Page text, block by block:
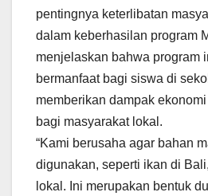
pentingnya keterlibatan
dalam keberhasilan program
menjelaskan bahwa program
bermanfaat bagi siswa di
memberikan dampak
bagi masyarakat lokal.
“Kami berusaha agar bahan
digunakan, seperti ikan di
lokal. Ini merupakan bentuk